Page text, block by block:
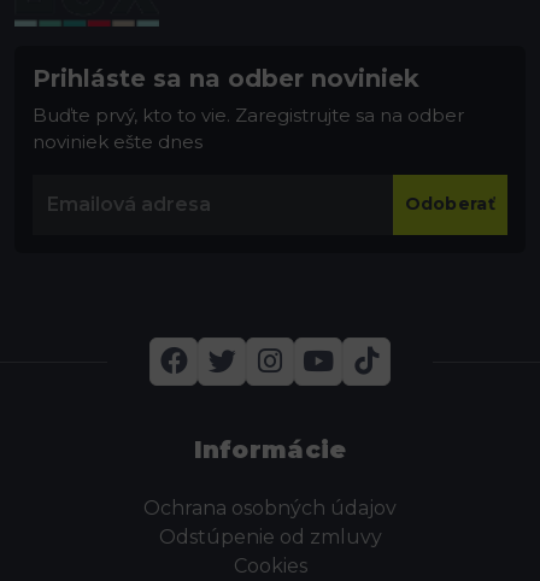
Prihláste sa na odber noviniek
Buďte prvý, kto to vie. Zaregistrujte sa na odber
noviniek ešte dnes
Odoberať
Informácie
Ochrana osobných údajov
Odstúpenie od zmluvy
Cookies